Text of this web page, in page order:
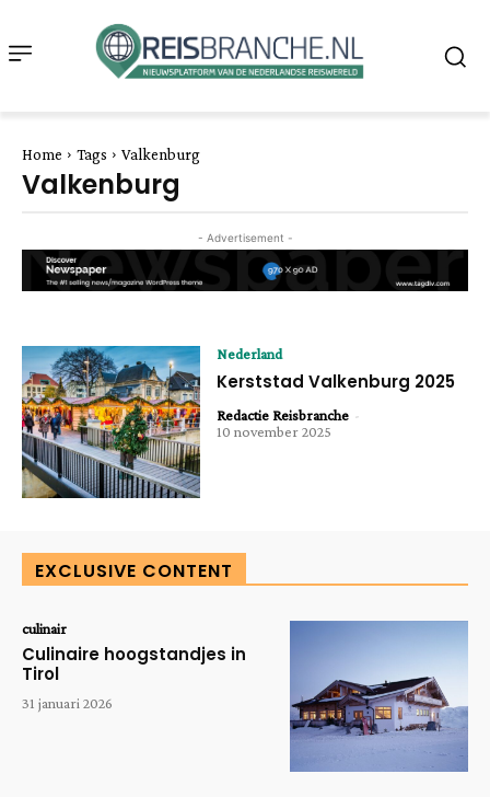
Home Tags Valkenburg
Valkenburg
- Advertisement -
Nederland
Kerststad Valkenburg 2025
Redactie Reisbranche -
10 november 2025
EXCLUSIVE CONTENT
culinair
Culinaire hoogstandjes in
Tirol
31 januari 2026